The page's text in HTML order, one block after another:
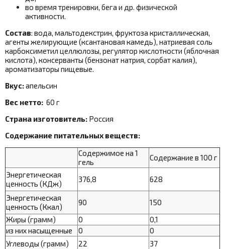
во время тренировки, бега и др. физической
активности.
Состав: вода, мальтодекстрин, фруктоза кристаллическая,
агенты желирующие (ксантановая камедь), натриевая соль
карбоксиметил целлюлозы, регулятор кислотности (яблочная
кислота), консерванты (бензонат натрия, сорбат калия),
ароматизаторы пищевые.
Вкус:апельсин
Вес нетто: 60 г
Страна изготовитель: Россия
Содержание питательных веществ:
Содержимое на 1
гель
Содержание в 100 г
Энергетическая
ценность (КДж)
376,8 628
Энергетическая
ценность (Ккал)
90
150
Жиры (грамм)
0
0,1
из них насыщенные
0
0
Углеводы (грамм)
22
37